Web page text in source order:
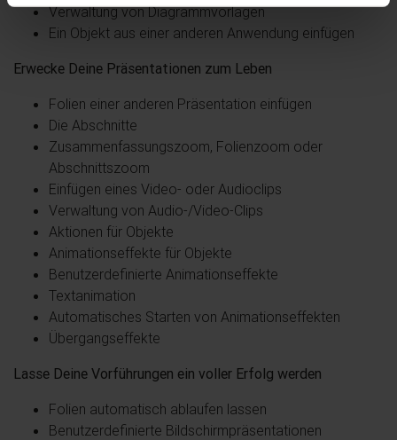
Verwaltung von Diagrammvorlagen
Ein Objekt aus einer anderen Anwendung einfügen
Erwecke Deine Präsentationen zum Leben
Folien einer anderen Präsentation einfügen
Die Abschnitte
Zusammenfassungszoom, Folienzoom oder
Abschnittszoom
Einfügen eines Video- oder Audioclips
Verwaltung von Audio-/Video-Clips
Aktionen für Objekte
Animationseffekte für Objekte
Benutzerdefinierte Animationseffekte
Textanimation
Automatisches Starten von Animationseffekten
Übergangseffekte
Lasse Deine Vorführungen ein voller Erfolg werden
Folien automatisch ablaufen lassen
Benutzerdefinierte Bildschirmpräsentationen